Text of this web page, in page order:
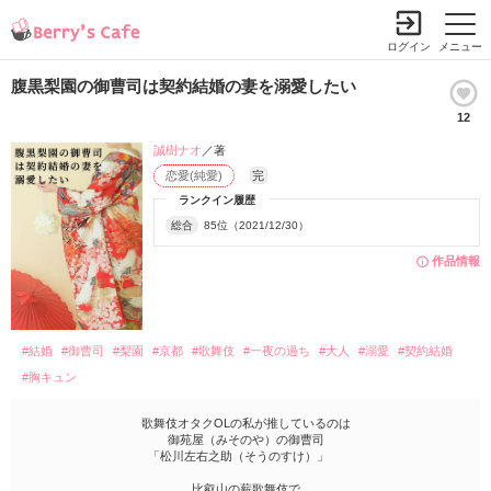
メニュー
ログイン
腹黒梨園の御曹司は契約結婚の妻を溺愛したい
12
作品情報
ランクイン履歴
総合 85位（2021/12/30）
恋愛(純愛) 完
誠樹ナオ ／著
#結婚 #御曹司 #梨園 #京都 #歌舞伎 #一夜の過ち #大人 #溺愛
#契約結婚
#胸キュン
歌舞伎オタクOLの私が推しているのは
御苑屋（みそのや）の御曹司
「松川左右之助（そうのすけ）」